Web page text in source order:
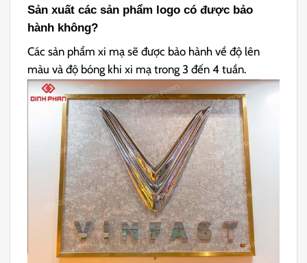
Sản xuất các sản phẩm logo có được bảo
hành không?
Các sản phẩm xi mạ sẽ được bảo hành về độ lên
màu và độ bóng khi xi mạ trong 3 đến 4 tuần.